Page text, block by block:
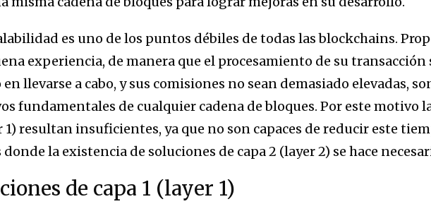
es uno de los puntos débiles de todas las blockchains.
experiencia, de manera que el procesamiento de su transacción
llevarse a cabo, y sus comisiones no sean demasiado elevadas,
fundamentales de cualquier cadena de bloques. Por este motivo
1) resultan insuficientes, ya que no son capaces de reducir este
donde la existencia de soluciones de capa 2 (layer 2) se hace
de capa 1 (layer 1)